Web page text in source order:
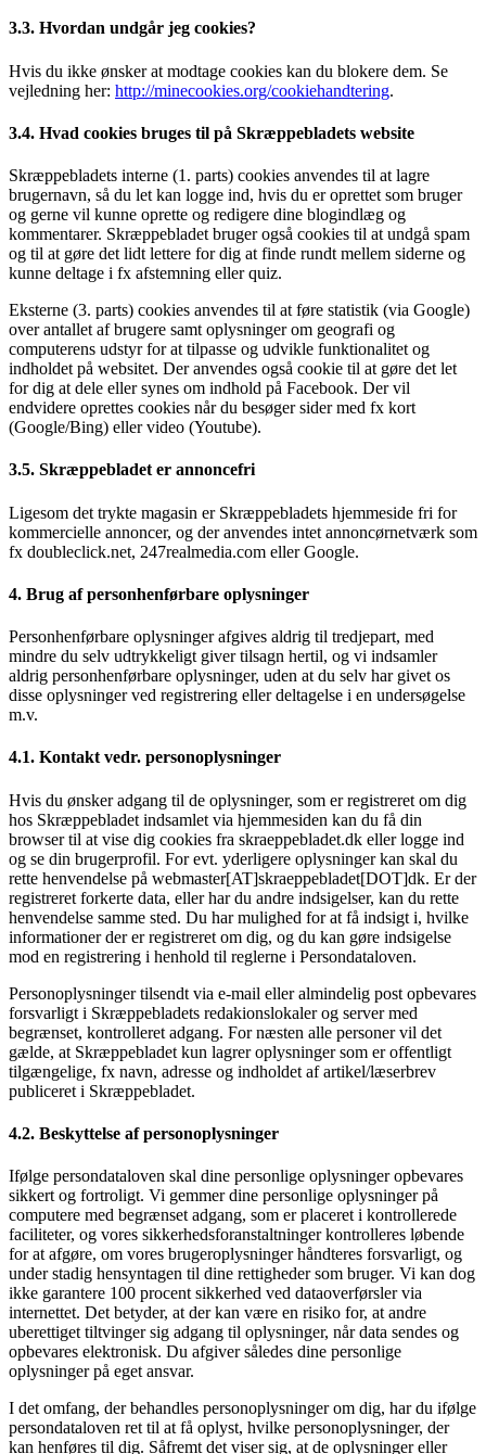
3.3. Hvordan undgår jeg cookies?
Hvis du ikke ønsker at modtage cookies kan du blokere dem. Se
vejledning her: http://minecookies.org/cookiehandtering.
3.4. Hvad cookies bruges til på Skræppebladets website
Skræppebladets interne (1. parts) cookies anvendes til at lagre
brugernavn, så du let kan logge ind, hvis du er oprettet som bruger
og gerne vil kunne oprette og redigere dine blogindlæg og
kommentarer. Skræppebladet bruger også cookies til at undgå spam
og til at gøre det lidt lettere for dig at finde rundt mellem siderne og
kunne deltage i fx afstemning eller quiz.
Eksterne (3. parts) cookies anvendes til at føre statistik (via Google)
over antallet af brugere samt oplysninger om geografi og
computerens udstyr for at tilpasse og udvikle funktionalitet og
indholdet på websitet. Der anvendes også cookie til at gøre det let
for dig at dele eller synes om indhold på Facebook. Der vil
endvidere oprettes cookies når du besøger sider med fx kort
(Google/Bing) eller video (Youtube).
3.5. Skræppebladet er annoncefri
Ligesom det trykte magasin er Skræppebladets hjemmeside fri for
kommercielle annoncer, og der anvendes intet annoncørnetværk som
fx doubleclick.net, 247realmedia.com eller Google.
4. Brug af personhenførbare oplysninger
Personhenførbare oplysninger afgives aldrig til tredjepart, med
mindre du selv udtrykkeligt giver tilsagn hertil, og vi indsamler
aldrig personhenførbare oplysninger, uden at du selv har givet os
disse oplysninger ved registrering eller deltagelse i en undersøgelse
m.v.
4.1. Kontakt vedr. personoplysninger
Hvis du ønsker adgang til de oplysninger, som er registreret om dig
hos Skræppebladet indsamlet via hjemmesiden kan du få din
browser til at vise dig cookies fra skraeppebladet.dk eller logge ind
og se din brugerprofil. For evt. yderligere oplysninger kan skal du
rette henvendelse på webmaster[AT]skraeppebladet[DOT]dk. Er der
registreret forkerte data, eller har du andre indsigelser, kan du rette
henvendelse samme sted. Du har mulighed for at få indsigt i, hvilke
informationer der er registreret om dig, og du kan gøre indsigelse
mod en registrering i henhold til reglerne i Persondataloven.
Personoplysninger tilsendt via e-mail eller almindelig post opbevares
forsvarligt i Skræppebladets redakionslokaler og server med
begrænset, kontrolleret adgang. For næsten alle personer vil det
gælde, at Skræppebladet kun lagrer oplysninger som er offentligt
tilgængelige, fx navn, adresse og indholdet af artikel/læserbrev
publiceret i Skræppebladet.
4.2. Beskyttelse af personoplysninger
Ifølge persondataloven skal dine personlige oplysninger opbevares
sikkert og fortroligt. Vi gemmer dine personlige oplysninger på
computere med begrænset adgang, som er placeret i kontrollerede
faciliteter, og vores sikkerhedsforanstaltninger kontrolleres løbende
for at afgøre, om vores brugeroplysninger håndteres forsvarligt, og
under stadig hensyntagen til dine rettigheder som bruger. Vi kan dog
ikke garantere 100 procent sikkerhed ved dataoverførsler via
internettet. Det betyder, at der kan være en risiko for, at andre
uberettiget tiltvinger sig adgang til oplysninger, når data sendes og
opbevares elektronisk. Du afgiver således dine personlige
oplysninger på eget ansvar.
I det omfang, der behandles personoplysninger om dig, har du ifølge
persondataloven ret til at få oplyst, hvilke personoplysninger, der
kan henføres til dig. Såfremt det viser sig, at de oplysninger eller